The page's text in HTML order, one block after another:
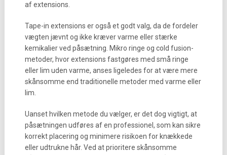
af extensions.
Tape-in extensions er også et godt valg, da de fordeler
vægten jævnt og ikke kræver varme eller stærke
kemikalier ved påsætning. Mikro ringe og cold fusion-
metoder, hvor extensions fastgøres med små ringe
eller lim uden varme, anses ligeledes for at være mere
skånsomme end traditionelle metoder med varme eller
lim.
Uanset hvilken metode du vælger, er det dog vigtigt, at
påsætningen udføres af en professionel, som kan sikre
korrekt placering og minimere risikoen for knækkede
eller udtrukne hår. Ved at prioritere skånsomme